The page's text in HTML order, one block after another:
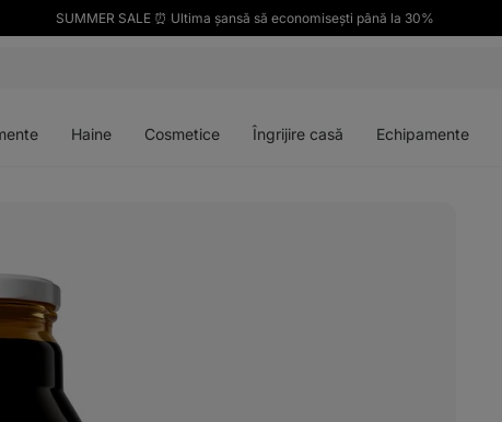
SUMMER SALE ⏰ Ultima șansă să economisești până la 30%
Haine Cosmetice Îngrijire casă Echipamente